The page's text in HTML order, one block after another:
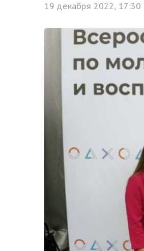
19 декабря 2022, 17:30